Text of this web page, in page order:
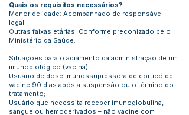
Quais os requisitos necessários?
Menor de idade: Acompanhado de responsável
legal.
Outras faixas etárias: Conforme preconizado pelo
Ministério da Saúde.
Situações para o adiamento da administração de um
imunobiológico (vacina):
Usuário de dose imunossupressora de corticóide –
vacine 90 dias após a suspensão ou o término do
tratamento;
Usuário que necessita receber imunoglobulina,
sangue ou hemoderivados – não vacine com